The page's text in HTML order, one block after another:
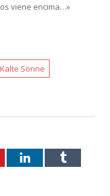
viene encima…»
Kalte Sonne
LinkedInTumblr